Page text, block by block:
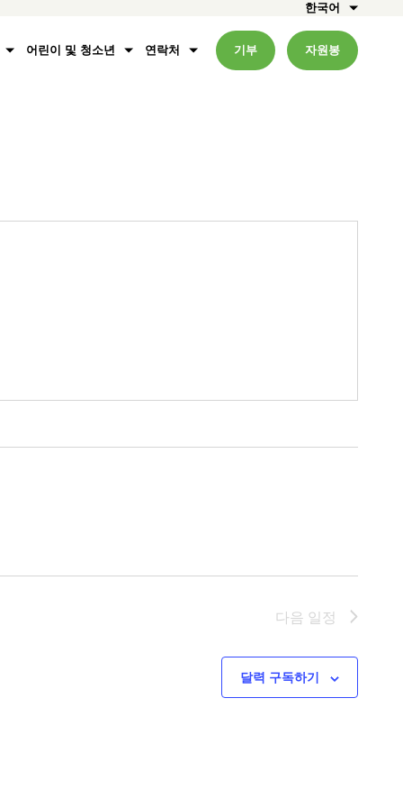
한국어
어린이 및 청소년 연락처 기부 자원봉
다음 일정
달력 구독하기